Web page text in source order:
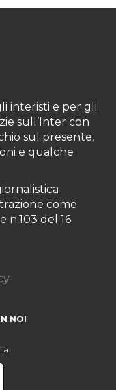
interisti e per gli
sull’Inter con
sul presente,
e qualche
come
n.103 del 16
NOI